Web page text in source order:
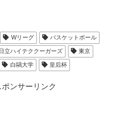
Wリーグ
バスケットボール
日立ハイテククーガーズ
東京
白鷗大学 皇后杯
ポンサーリンク